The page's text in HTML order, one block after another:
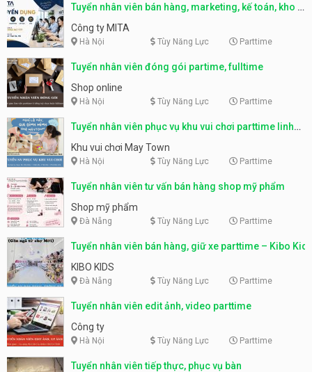
Tuyển nhân viên bán hàng, marketing, kế toán, kho –
parttime, fulltime
Công ty MITA
Hà Nội Tùy Năng Lực Parttime
Tuyển nhân viên đóng gói partime, fulltime
Shop online
Hà Nội Tùy Năng Lực Parttime
Tuyển nhân viên phục vụ khu vui chơi parttime linh
động
Khu vui chơi May Town
Hà Nội Tùy Năng Lực Parttime
Tuyển nhân viên tư vấn bán hàng shop mỹ phẩm
Shop mỹ phẩm
Đà Nẵng Tùy Năng Lực Parttime
Tuyển nhân viên bán hàng, giữ xe parttime – Kibo Kid
KIBO KIDS
Đà Nẵng Tùy Năng Lực Parttime
Tuyển nhân viên edit ảnh, video parttime
Công ty
Hà Nội Tùy Năng Lực Parttime
Tuyển nhân viên tiếp thực, phục vụ bàn